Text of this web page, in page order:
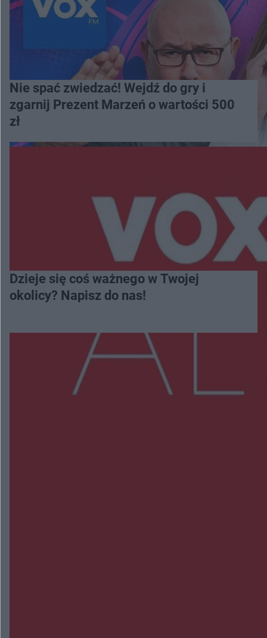
Nie spać zwiedzać! Wejdź do gry i
zgarnij Prezent Marzeń o wartości 500
zł
Dzieje się coś ważnego w Twojej
okolicy? Napisz do nas!
Więcej